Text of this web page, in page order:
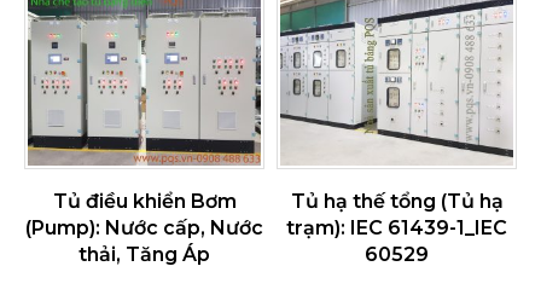
Tủ điều khiển Bơm
(Pump): Nước cấp, Nước
thải, Tăng Áp
Tủ hạ thế tổng (Tủ hạ
trạm): IEC 61439-1_IEC
60529